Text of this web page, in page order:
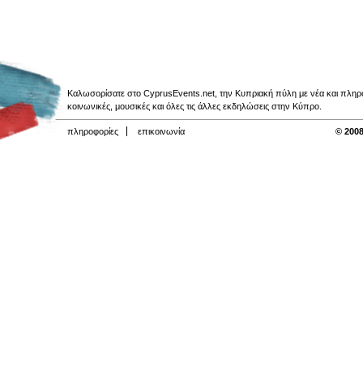
Καλωσορίσατε στο CyprusEvents.net, την Κυπριακή πύλη με νέα και
κοινωνικές, μουσικές και όλες τις άλλες εκδηλώσεις στην Κύπρο.
πληροφορίες επικοινωνία ©